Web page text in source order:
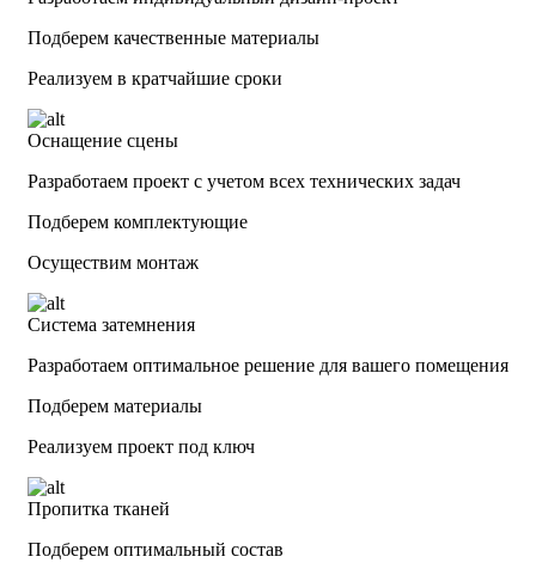
Подберем качественные материалы
Реализуем в кратчайшие сроки
Оснащение сцены
Разработаем проект с учетом всех технических задач
Подберем комплектующие
Осуществим монтаж
Система затемнения
Разработаем оптимальное решение для вашего помещения
Подберем материалы
Реализуем проект под ключ
Пропитка тканей
Подберем оптимальный состав